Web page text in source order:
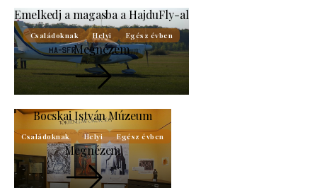
Emelkedj a magasba a HajduFly-al
Családoknak Helyi Egész évben
Megnézem
Bocskai István Múzeum
Családoknak Helyi Egész évben
Megnézem